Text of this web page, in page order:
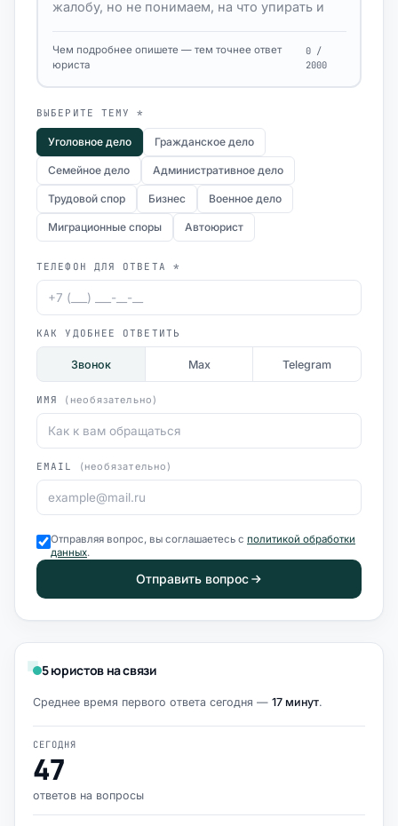
Чем подробнее опишете — тем точнее ответ
юриста
0 /
2000
ВЫБЕРИТЕ ТЕМУ *
Уголовное дело Гражданское дело
Семейное дело Административное дело
Трудовой спор Бизнес Военное дело
Миграционные споры Автоюрист
ТЕЛЕФОН ДЛЯ ОТВЕТА *
КАК УДОБНЕЕ ОТВЕТИТЬ
Звонок Max Telegram
ИМЯ (необязательно)
EMAIL (необязательно)
Отправляя вопрос, вы соглашаетесь с политикой обработки
данных.
Отправить вопрос
5 юристов на связи
Среднее время первого ответа сегодня — 17 минут.
СЕГОДНЯ
47
ответов на вопросы